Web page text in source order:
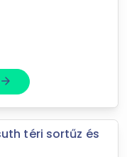
fel ez a
arrow_forward
téri sortűz és